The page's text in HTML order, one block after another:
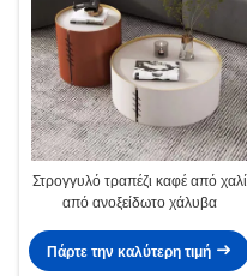
Στρογγυλό τραπέζι καφέ από χαλί
από ανοξείδωτο χάλυβα
Πάρτε την καλύτερη τιμή